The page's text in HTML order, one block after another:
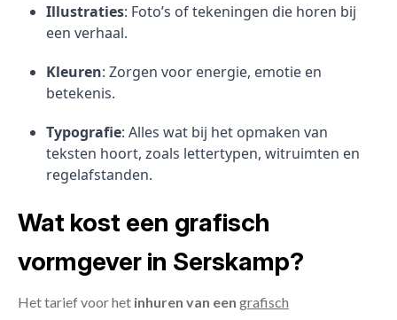
Illustraties: Foto’s of tekeningen die horen bij
een verhaal.
Kleuren: Zorgen voor energie, emotie en
betekenis.
Typografie: Alles wat bij het opmaken van
teksten hoort, zoals lettertypen, witruimten en
regelafstanden.
Wat kost een grafisch
vormgever in Serskamp?
Het tarief voor het inhuren van een grafisch